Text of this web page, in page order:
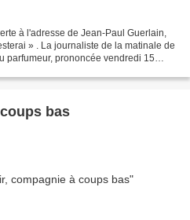
à l'adresse de Jean-Paul Guerlain,
» . La journaliste de la matinale de
parfumeur, prononcée vendredi 15
bas